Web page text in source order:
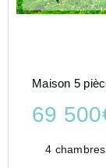
Maison 5
69
4 chambres